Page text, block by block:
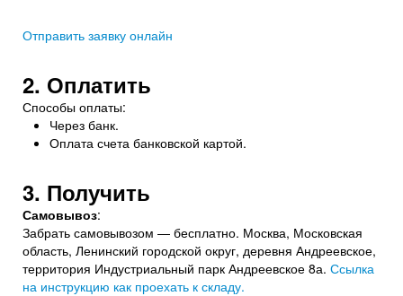
Отправить заявку онлайн
2. Оплатить
Способы оплаты:
Через банк.
Оплата счета банковской картой.
3. Получить
Самовывоз:
Забрать самовывозом — бесплатно. Москва, Московская
область, Ленинский городской округ, деревня Андреевское,
территория Индустриальный парк Андреевское 8а. Ссылка
на инструкцию как проехать к складу.